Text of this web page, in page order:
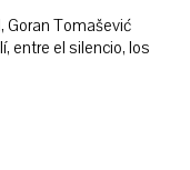
Goran Tomašević
entre el silencio, los